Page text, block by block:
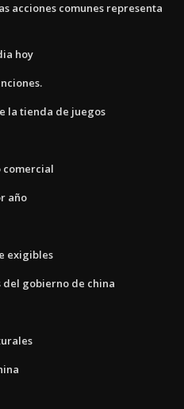
acciones comunes representa
hoy
la tienda de juegos
comercial
año
exigibles
del gobierno de china